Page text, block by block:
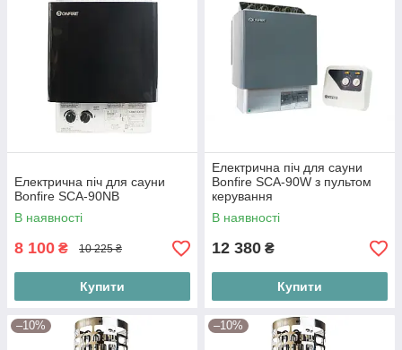
Електрична піч для сауни
Bonfire SCA-90NB
В наявності
8 100 ₴ 10 225 ₴
Купити
Електрична піч для сауни
Bonfire SCA-90W з пультом
керування
В наявності
12 380 ₴
Купити
–10% –10%